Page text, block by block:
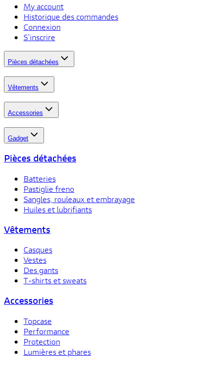
My account
Historique des commandes
Connexion
S'inscrire
Pièces détachées
Vêtements
Accessories
Gadget
Pièces détachées
Batteries
Pastiglie freno
Sangles, rouleaux et embrayage
Huiles et lubrifiants
Vêtements
Casques
Vestes
Des gants
T-shirts et sweats
Accessories
Topcase
Performance
Protection
Lumières et phares